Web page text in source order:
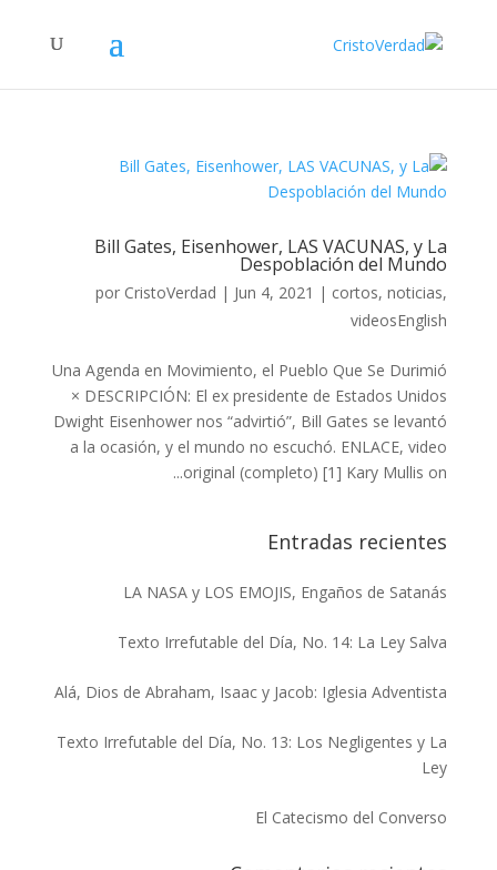
Bill Gates, Eisenhower, LAS VACUNAS, y La
Despoblación del Mundo
por CristoVerdad | Jun 4, 2021 | cortos,noticias,
videosEnglish
Una Agenda en Movimiento, el Pueblo Que Se Durimió
× DESCRIPCIÓN: El ex presidente de Estados Unidos
Dwight Eisenhower nos “advirtió”, Bill Gates se levantó
a la ocasión, y el mundo no escuchó. ENLACE, video
original (completo) [1] Kary Mullis on...
Entradas recientes
LA NASA y LOS EMOJIS, Engaños de Satanás
Texto Irrefutable del Día, No. 14: La Ley Salva
Alá, Dios de Abraham, Isaac y Jacob: Iglesia Adventista
Texto Irrefutable del Día, No. 13: Los Negligentes y La
Ley
El Catecismo del Converso